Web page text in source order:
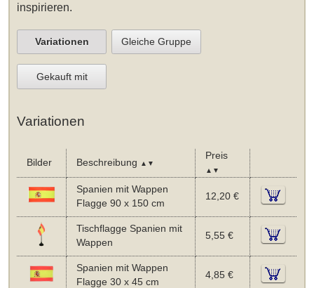
inspirieren.
Variationen Gleiche Gruppe
Gekauft mit
Variationen
Bilder Beschreibung ▲▼
Preis
▲▼
Spanien mit Wappen
Flagge 90 x 150 cm
12,20 €
Tischflagge Spanien mit
Wappen
5,55 €
Spanien mit Wappen
Flagge 30 x 45 cm
4,85 €